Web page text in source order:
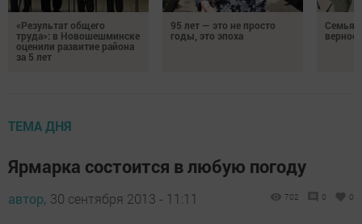
«Результат общего
труда»: в Новошешминске
оценили развитие района
за 5 лет
95 лет — это не просто
годы, это эпоха
Семья
ТЕМА ДНЯ
Ярмарка состоится в любую погоду
автор, 30 сентября 2013 - 11:11 702 0 0